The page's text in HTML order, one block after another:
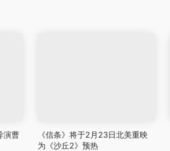
演曹
《信条》将于2月23日北美重映
为《沙丘2》预热